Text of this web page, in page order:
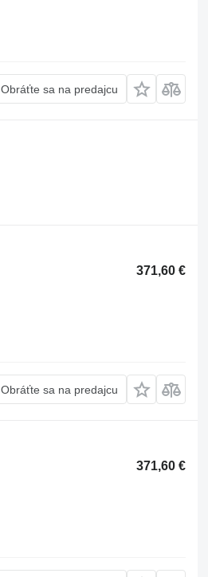
Obráťte sa na predajcu
371,60 €
Obráťte sa na predajcu
371,60 €